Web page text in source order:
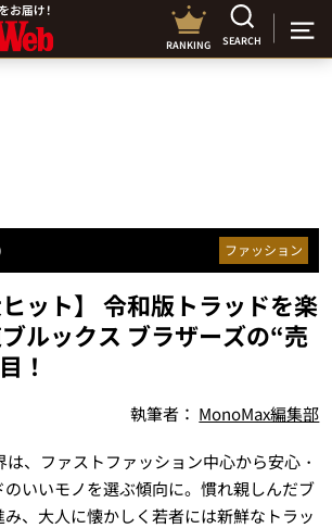
RANKING SEARCH
ファッション
ヒット】 令和版トラッドを楽
ルックス ブラザーズの“売
！
執筆者： MonoMax編集部
、ファストファッション中心から安心・
いいモノを選ぶ傾向に。慣れ親しんだブ
、大人に懐かしく若者には新鮮なトラッ